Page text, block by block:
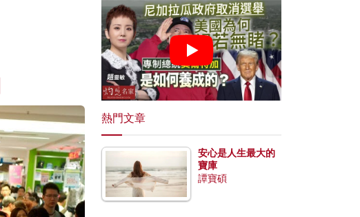
熱門文章
安心是人生最大的
寶庫
譚寶碩